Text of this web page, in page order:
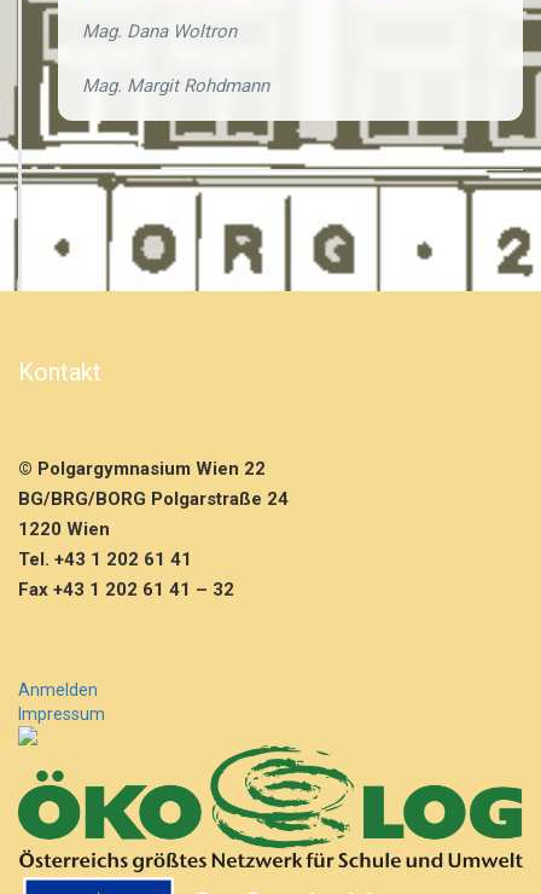
Mag. Dana Woltron
Mag. Margit Rohdmann
Kontakt
© Polgargymnasium Wien 22
BG/BRG/BORG Polgarstraße 24
1220 Wien
Tel. +43 1 202 61 41
Fax +43 1 202 61 41 – 32
Anmelden
Impressum